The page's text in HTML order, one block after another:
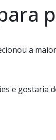
a
e gostaria